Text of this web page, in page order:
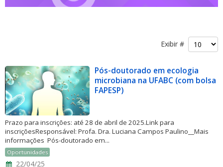
Exibir #
Pós-doutorado em ecologia
microbiana na UFABC (com bolsa
FAPESP)
Prazo para inscrições: até 28 de abril de 2025.Link para
inscriçõesResponsável: Profa. Dra. Luciana Campos Paulino__Mais
informações Pós-doutorado em...
Oportunidades
22/04/25